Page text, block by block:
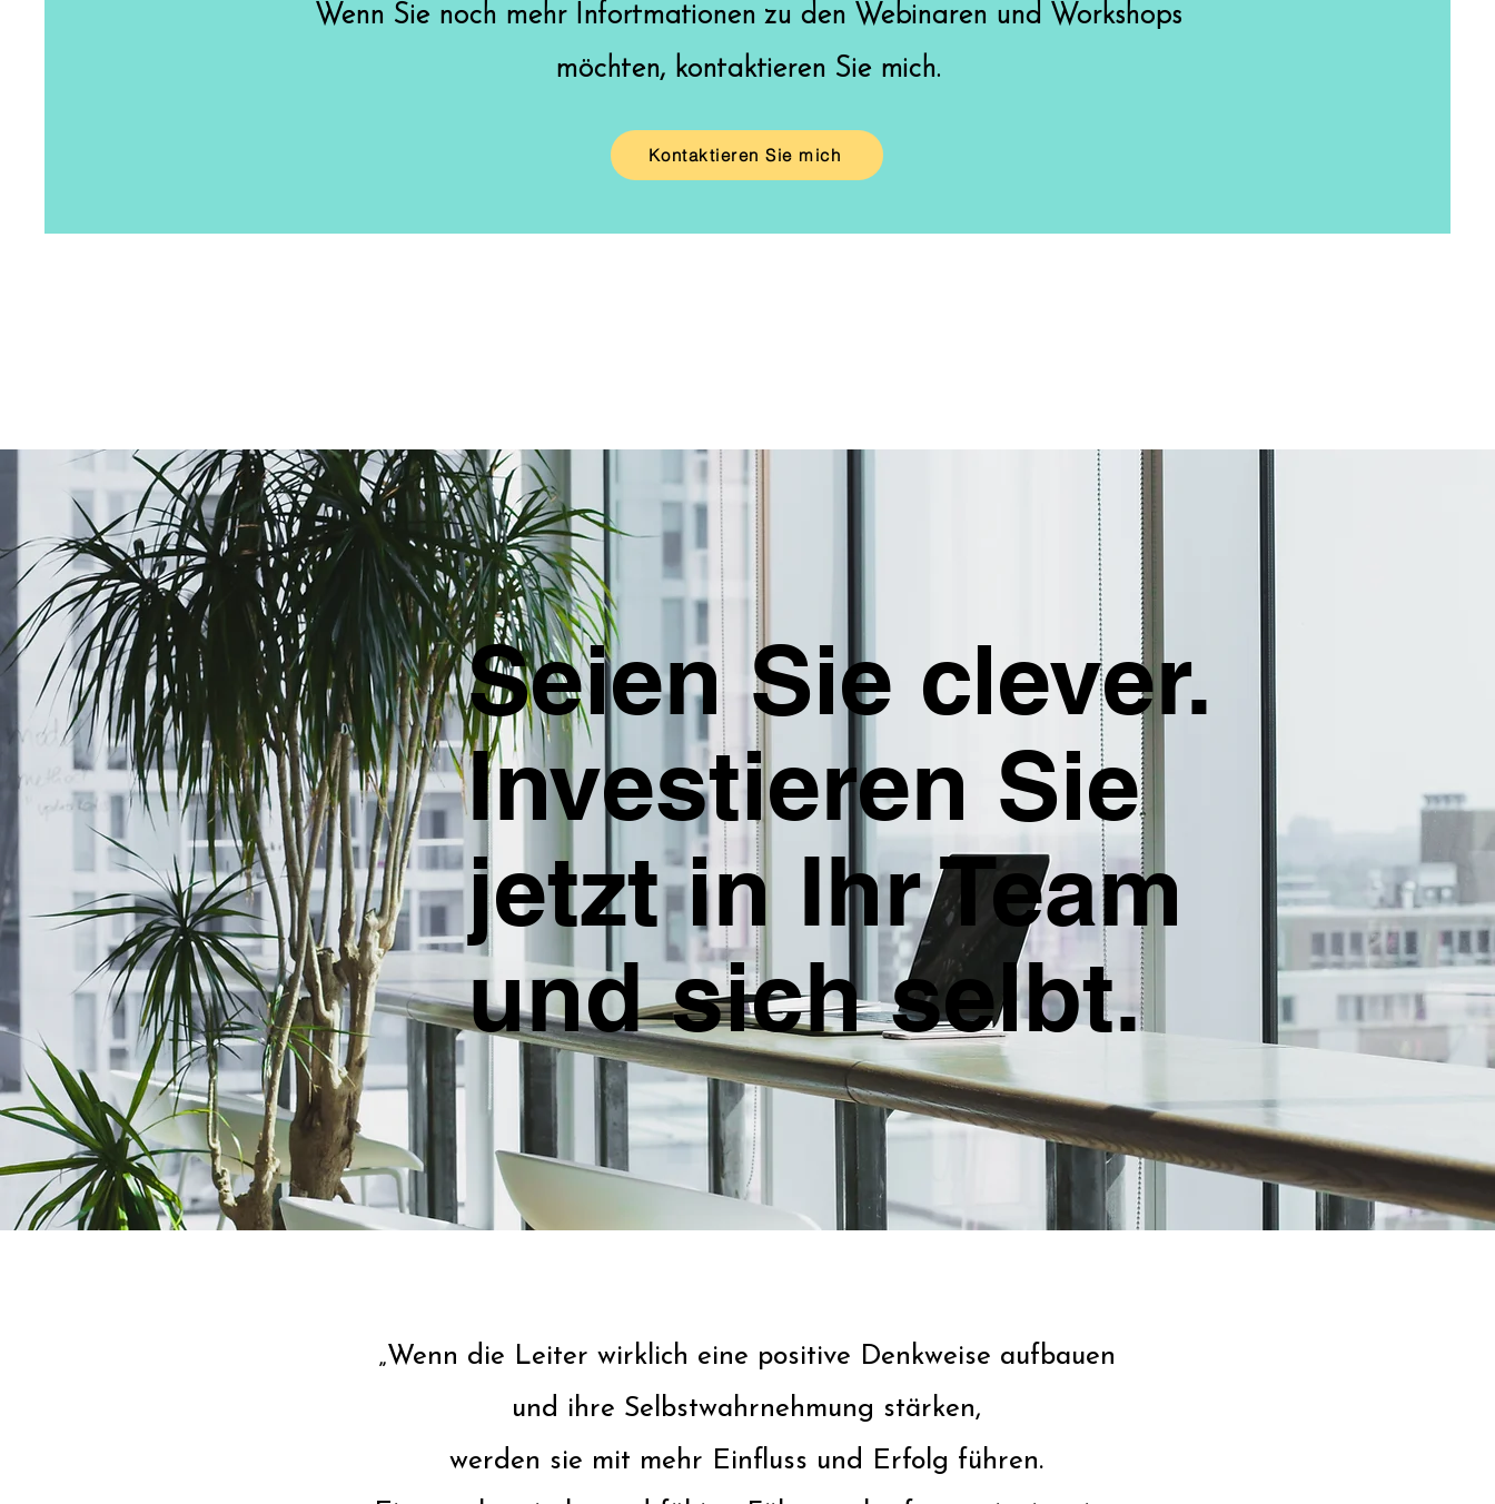
Wenn Sie noch mehr Infortmationen zu den Webinaren und Workshops
möchten, kontaktieren Sie mich.
Kontaktieren Sie mich
Seien Sie clever.
Investieren Sie
jetzt in Ihr Team
und sich selbt.
„Wenn die Leiter wirklich eine positive Denkweise aufbauen
und ihre Selbstwahrnehmung stärken,
werden sie mit mehr Einfluss und Erfolg führen.